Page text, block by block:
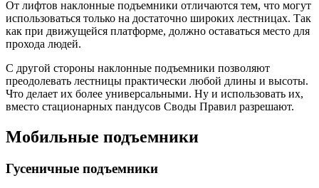
От лифтов наклонные подъемники отличаются тем, что могут
использоваться только на достаточно широких лестницах. Так
как при движущейся платформе, должно оставаться место для
прохода людей.
С другой стороны наклонные подъемники позволяют
преодолевать лестницы практически любой длины и высоты.
Что делает их более универсальными. Ну и использовать их,
вместо стационарных пандусов Своды Правил разрешают.
Мобильные подъемники
Гусеничные подъемники